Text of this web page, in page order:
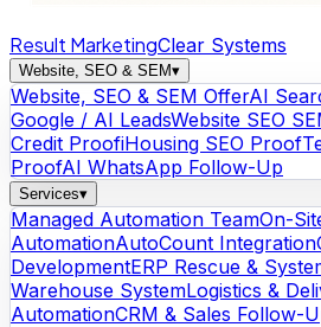
Result MarketingClear Systems
Website, SEO & SEM▾
Website, SEO & SEM OfferAI
Google / AI LeadsWebsite SEO
Credit ProofiHousing SEO Proof
ProofAI WhatsApp Follow-Up
Services▾
Managed Automation TeamOn-
AutomationAutoCount Integration
DevelopmentERP Rescue &
Warehouse SystemLogistics &
AutomationCRM & Sales Follow-